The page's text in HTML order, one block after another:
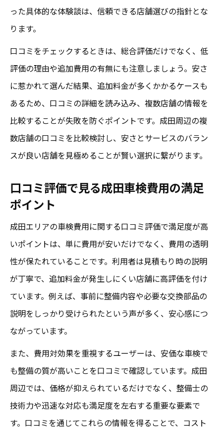
った具体的な体験談は、信頼できる店舗選びの指針とな
ります。
口コミをチェックするときは、総合評価だけでなく、低
評価の理由や追加費用の有無にも注意しましょう。安さ
に惹かれて選んだ結果、追加料金が多くかかるケースも
あるため、口コミの詳細を読み込み、複数店舗の情報を
比較することが失敗を防ぐポイントです。成田周辺の複
数店舗の口コミを比較検討し、安さとサービスのバラン
スが良い店舗を見極めることが賢い選択に繋がります。
口コミ評価で見る成田車検費用の満足
ポイント
成田エリアの車検費用に関する口コミ評価で満足度が高
いポイントは、単に費用が安いだけでなく、費用の透明
性が保たれていることです。利用者は見積もり時の説明
が丁寧で、追加料金が発生しにくい店舗に高評価を付け
ています。例えば、事前に整備内容や必要な交換部品の
説明をしっかり受けられたという声が多く、安心感につ
ながっています。
また、費用対効果を重視するユーザーは、安価な車検で
も整備の質が高いことを口コミで確認しています。成田
周辺では、価格が抑えられているだけでなく、整備士の
技術力や迅速な対応も満足度を左右する重要な要素で
す。口コミを通じてこれらの情報を得ることで、コスト